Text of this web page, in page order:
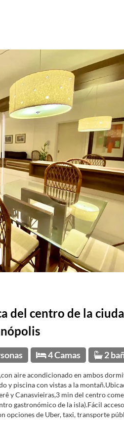
del centro de la
4 Camas 2
aire acondicionado en ambos
y piscina con vistas a la
y Canasvieiras,3 min del centro
gastronómico de la isla).Fácil
opciones de Uber, taxi, transporte